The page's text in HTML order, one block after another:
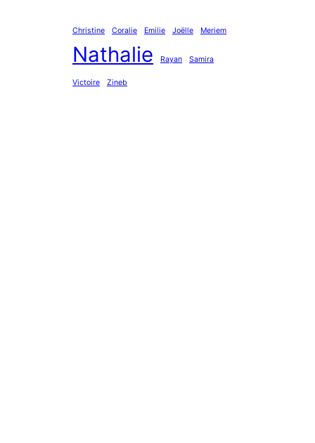
Christine Coralie Emilie Joëlle Meriem
Nathalie Rayan Samira
Victoire Zineb